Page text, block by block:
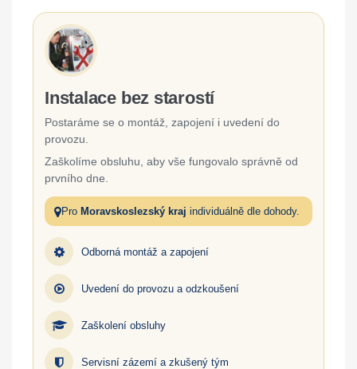
Instalace bez starostí
Postaráme se o montáž, zapojení i uvedení do
provozu.
Zaškolíme obsluhu, aby vše fungovalo správně od
prvního dne.
Pro Moravskoslezský kraj individuálně dle dohody.
Odborná montáž a zapojení
Uvedení do provozu a odzkoušení
Zaškolení obsluhy
Servisní zázemí a zkušený tým